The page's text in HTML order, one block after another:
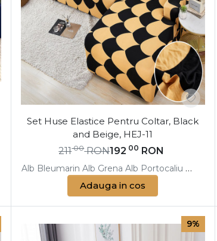
Set Huse Elastice Pentru Coltar, Black
and Beige, HEJ-11
192 00 RON
21100 RON
Alb Bleumarin Alb Grena Alb Portocaliu Alb
Adauga in cos
9%